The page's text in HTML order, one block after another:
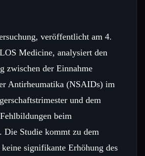
veröffentlicht am 4.
Medicine, analysiert den
zwischen der Einnahme
Antirheumatika (NSAIDs) im
und dem
beim
Die Studie kommt zu dem
keine signifikante Erhöhung des